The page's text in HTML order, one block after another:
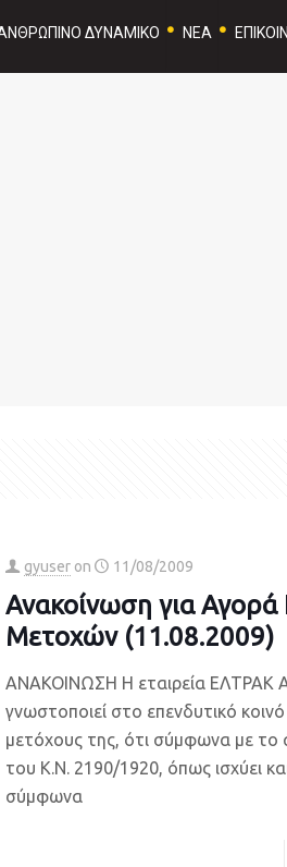
ΔΥΝΑΜΙΚΟ ΝΕΑ
gyuser on 11/08/2009
Ανακοίνωση για Αγορά
Μετοχών (11.08.2009)
ΑΝΑΚΟΙΝΩΣΗ Η εταιρεία ΕΛΤΡΑΚ
γνωστοποιεί στο επενδυτικό
μετόχους της, ότι σύμφωνα με το
του Κ.Ν. 2190/1920, όπως ισχύει
σύμφωνα